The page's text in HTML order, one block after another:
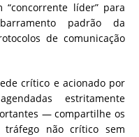
líder” para
padrão da
de comunicação
crítico e acionado por
estritamente
— compartilhe os
tráfego não crítico sem